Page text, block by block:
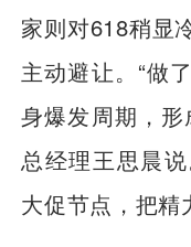
家则对618稍显
主动避让。“做
身爆发周期，
总经理王思晨
大促节点，把精